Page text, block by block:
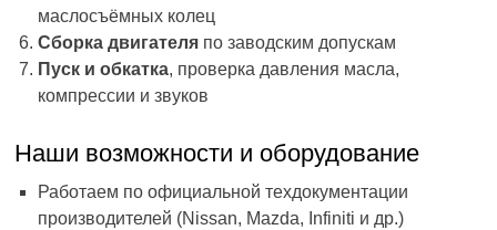
маслосъёмных колец
Сборка двигателя по заводским допускам
Пуск и обкатка, проверка давления масла,
компрессии и звуков
Наши возможности и оборудование
Работаем по официальной техдокументации
производителей (Nissan, Mazda, Infiniti и др.)